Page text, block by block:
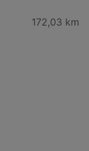
172,03 km